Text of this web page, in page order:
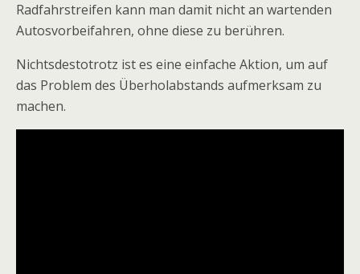
Radfahrstreifen kann man damit nicht an wartenden
Autosvorbeifahren, ohne diese zu berühren.
Nichtsdestotrotz ist es eine einfache Aktion, um auf
das Problem des Überholabstands aufmerksam zu
machen.